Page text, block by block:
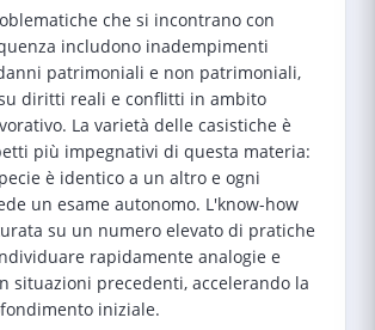
che si incontrano con
includono inadempimenti
patrimoniali e non patrimoniali,
diritti reali e conflitti in ambito
La varietà delle casistiche è
più impegnativi di questa materia:
è identico a un altro e ogni
un esame autonomo. L'know-how
su un numero elevato di pratiche
rapidamente analogie e
situazioni precedenti, accelerando la
iniziale.